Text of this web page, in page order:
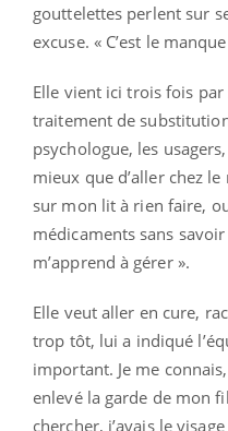
gouttelettes perlent sur
excuse. « C’est le
Elle vient ici trois fois
traitement de
psychologue, les
mieux que d’aller chez
sur mon lit à rien faire,
médicaments sans savoir
m’apprend à gérer ».
Elle veut aller en cure,
trop tôt, lui a indiqué
important. Je me
enlevé la garde de mon
chercher, j’avais le